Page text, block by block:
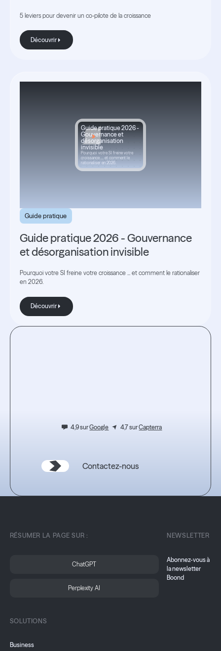
5 leviers pour devenir un co-pilote de la croissance
Découvrir
Découvrir
Guide pratique 2026 -
Gouvernance et
désorganisation
invisible
Pourquoi votre SI freine votre
croissance ... et comment le
rationaliser en 2026.
Guide pratique
Guide pratique 2026 - Gouvernance
et désorganisation invisible
Pourquoi votre SI freine votre croissance ... et comment le rationaliser
en 2026.
Découvrir
Découvrir
4,9 surGoogle 4,7 surCapterra
Contactez-nous
RÉSUMER LA PAGE SUR :
ChatGPT
Perplexity AI
SOLUTIONS
Business
NEWSLETTER
Abonnez-vous à
la newsletter
Boond